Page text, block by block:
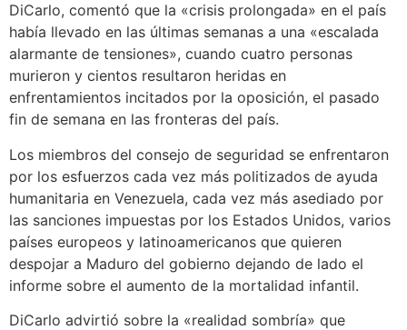
DiCarlo, comentó que la «crisis prolongada» en el país
había llevado en las últimas semanas a una «escalada
alarmante de tensiones», cuando cuatro personas
murieron y cientos resultaron heridas en
enfrentamientos incitados por la oposición, el pasado
fin de semana en las fronteras del país.
Los miembros del consejo de seguridad se enfrentaron
por los esfuerzos cada vez más politizados de ayuda
humanitaria en Venezuela, cada vez más asediado por
las sanciones impuestas por los Estados Unidos, varios
países europeos y latinoamericanos que quieren
despojar a Maduro del gobierno dejando de lado el
informe sobre el aumento de la mortalidad infantil.
DiCarlo advirtió sobre la «realidad sombría» que